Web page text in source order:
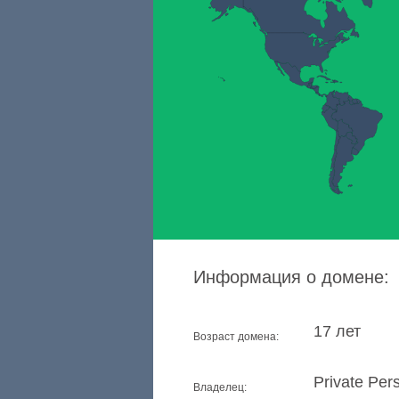
Информация о домене:
Возраст домена: 17 лет
Владелец: Private